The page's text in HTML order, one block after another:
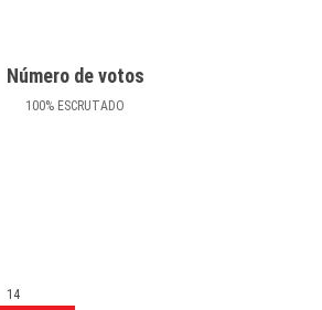
Número de votos
100% ESCRUTADO
14